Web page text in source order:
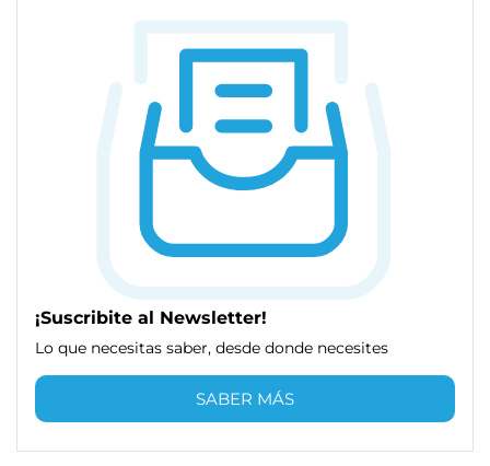
¡Suscribite al Newsletter!
Lo que necesitas saber, desde donde necesites
SABER MÁS